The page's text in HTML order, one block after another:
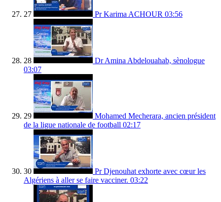
27 Pr Karima ACHOUR 03:56
28
Dr Amina Abdelouahab, sènologue
03:07
29
Mohamed Mecherara, ancien président
de la ligue nationale de football 02:17
30
Pr Djenouhat exhorte avec cœur les
Algériens à aller se faire vacciner. 03:22